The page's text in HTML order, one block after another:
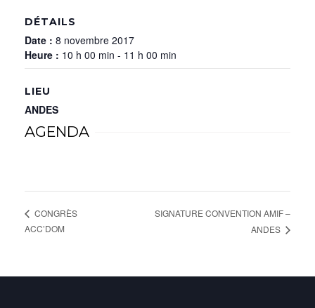
DÉTAILS
Date : 8 novembre 2017
Heure : 10 h 00 min - 11 h 00 min
LIEU
ANDES
AGENDA
CONGRÈS
ACC’DOM
SIGNATURE CONVENTION AMIF –
ANDES